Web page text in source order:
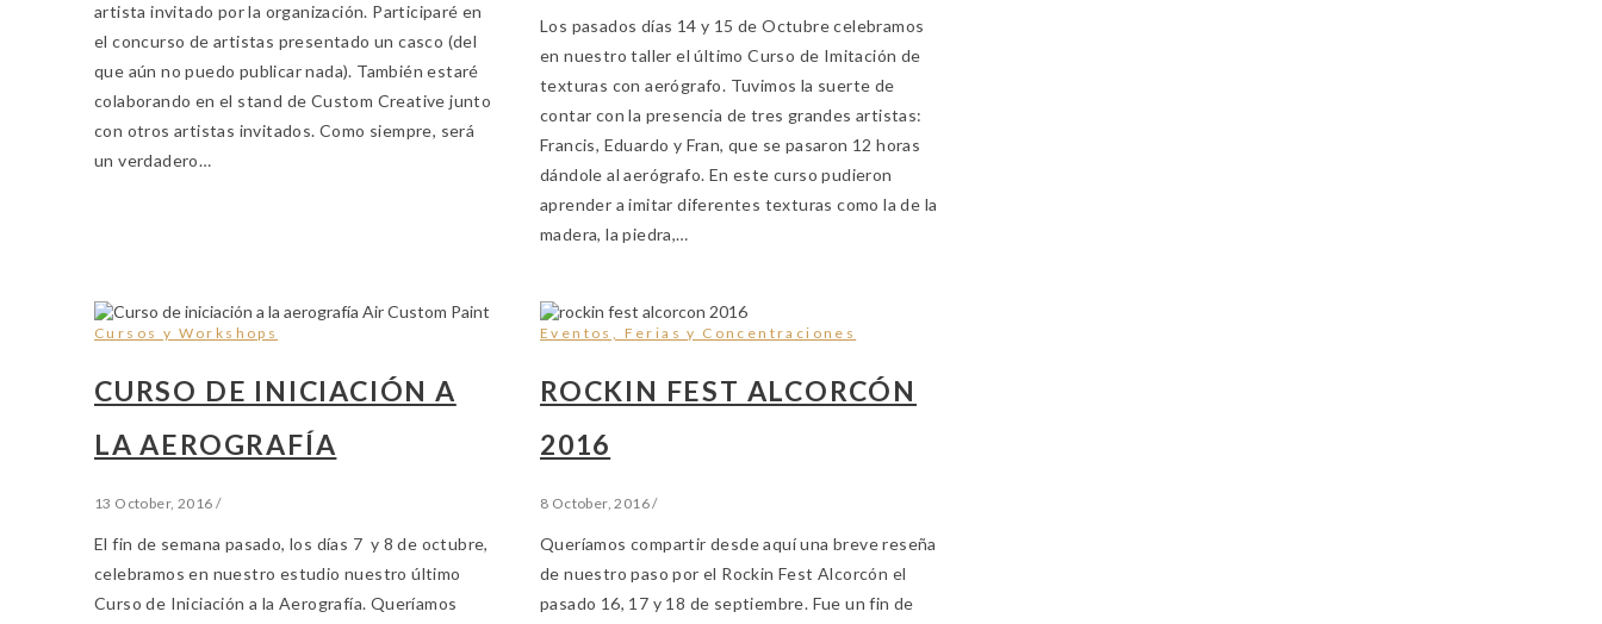
artista invitado por la organización. Participaré en
el concurso de artistas presentado un casco (del
que aún no puedo publicar nada). También estaré
colaborando en el stand de Custom Creative junto
con otros artistas invitados. Como siempre, será
un verdadero…
Los pasados días 14 y 15 de Octubre celebramos
en nuestro taller el último Curso de Imitación de
texturas con aerógrafo. Tuvimos la suerte de
contar con la presencia de tres grandes artistas:
Francis, Eduardo y Fran, que se pasaron 12 horas
dándole al aerógrafo. En este curso pudieron
aprender a imitar diferentes texturas como la de la
madera, la piedra,…
Cursos y Workshops
CURSO DE INICIACIÓN A
LA AEROGRAFÍA
13 October, 2016 /
El fin de semana pasado, los días 7 y 8 de octubre,
celebramos en nuestro estudio nuestro último
Curso de Iniciación a la Aerografía. Queríamos
Eventos, Ferias y Concentraciones
ROCKIN FEST ALCORCÓN
2016
8 October, 2016/
Queríamos compartir desde aquí una breve reseña
de nuestro paso por el Rockin Fest Alcorcón el
pasado 16, 17 y 18 de septiembre. Fue un fin de